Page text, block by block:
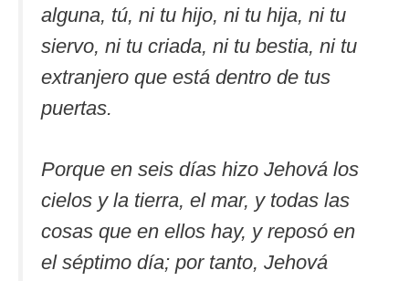
alguna, tú, ni tu hijo, ni tu hija, ni tu
siervo, ni tu criada, ni tu bestia, ni tu
extranjero que está dentro de tus
puertas.
Porque en seis días hizo Jehová los
cielos y la tierra, el mar, y todas las
cosas que en ellos hay, y reposó en
el séptimo día; por tanto, Jehová